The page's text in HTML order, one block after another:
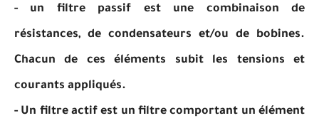
- un filtre passif est une combinaison de
résistances, de condensateurs et/ou de bobines.
Chacun de ces éléments subit les tensions et
courants appliqués.
- Un filtre actif est un filtre comportant un élément